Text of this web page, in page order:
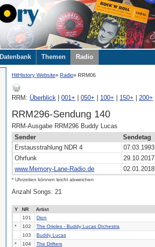
Datenbank Themen Radio
HitHistory Website Radio RRM06
RRM: Überblick 001+ 050+ 100+ 150+ 200+
RRM296-Sendung 140
RRM-Ausgabe RRM296 Buddy Lucas
Sender
Sendetag
Erstausstrahlung NDR 4
07.03.1993
Ohrfunk
29.10.2017
www.Memory-Lane-Radio.de
02.01.2018
* Uhrzeiten können leicht abweichen
Anzahl Songs: 21
Y NR Artist
101
Dion
*
102 The Orioles - Buddy Lucas Orchestra
103
Buddy Lucas
*
104 The Drifters